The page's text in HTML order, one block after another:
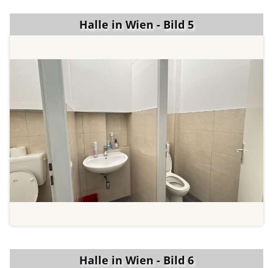
Halle in Wien - Bild 5
Halle in Wien - Bild 6